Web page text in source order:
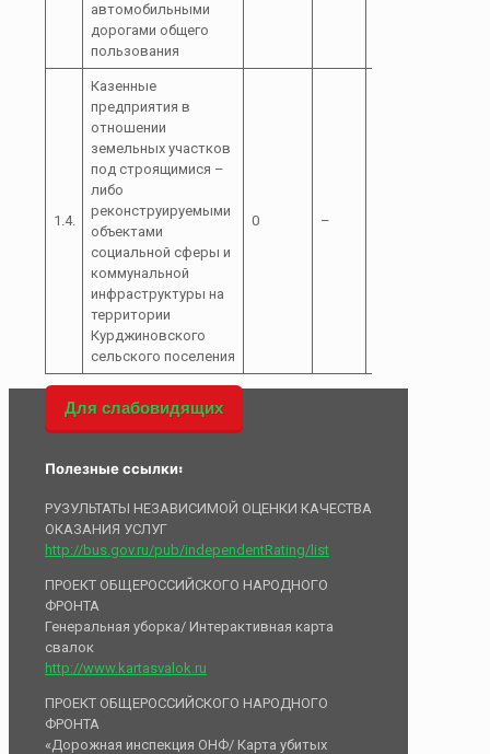
автомобильными
дорогами общего
пользования
1.4.
Казенные
предприятия в
отношении
земельных участков
под строящимися –
либо
реконструируемыми
объектами
социальной сферы и
коммунальной
инфраструктуры на
территории
Курджиновского
сельского поселения
0 –
Для слабовидящих
Полезные ссылки:
РУЗУЛЬТАТЫ НЕЗАВИСИМОЙ ОЦЕНКИ КАЧЕСТВА
ОКАЗАНИЯ УСЛУГ
http://bus.gov.ru/pub/independentRating/list
ПРОЕКТ ОБЩЕРОССИЙСКОГО НАРОДНОГО
ФРОНТА
Генеральная уборка/ Интерактивная карта
свалок
http://www.kartasvalok.ru
ПРОЕКТ ОБЩЕРОССИЙСКОГО НАРОДНОГО
ФРОНТА
«Дорожная инспекция ОНФ/ Карта убитых